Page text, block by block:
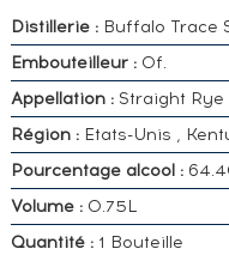
Distillerie :Buffalo Trace
Embouteilleur :Of.
Appellation :Straight Rye
Région : Etats-Unis ,
Pourcentage alcool :
Volume : 0.75L
Quantité :1 Bouteille